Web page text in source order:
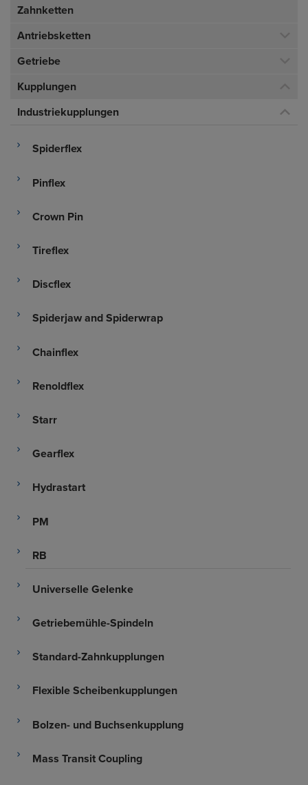
Zahnketten
Antriebsketten
Getriebe
Kupplungen
Industriekupplungen
Spiderflex
Pinflex
Crown Pin
Tireflex
Discflex
Spiderjaw and Spiderwrap
Chainflex
Renoldflex
Starr
Gearflex
Hydrastart
PM
RB
Universelle Gelenke
Getriebemühle-Spindeln
Standard-Zahnkupplungen
Flexible Scheibenkupplungen
Bolzen- und Buchsenkupplung
Mass Transit Coupling